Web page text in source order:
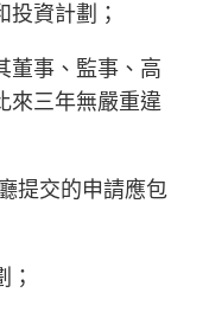
投資計劃；
董事、監事、高
來三年無嚴重違
提交的申請應包
；